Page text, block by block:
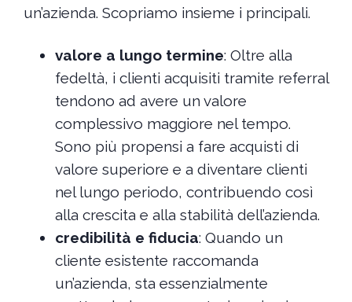
un’azienda. Scopriamo insieme i principali.
valore a lungo termine: Oltre alla
fedeltà, i clienti acquisiti tramite referral
tendono ad avere un valore
complessivo maggiore nel tempo.
Sono più propensi a fare acquisti di
valore superiore e a diventare clienti
nel lungo periodo, contribuendo così
alla crescita e alla stabilità dell’azienda.
credibilità e fiducia: Quando un
cliente esistente raccomanda
un’azienda, sta essenzialmente